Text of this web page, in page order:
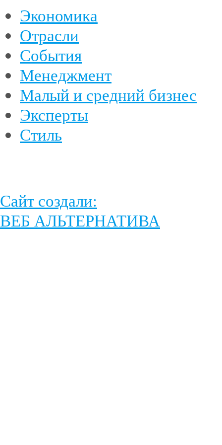
Экономика
Отрасли
События
Менеджмент
Малый и средний бизнес
Эксперты
Стиль
Сайт создали:
ВЕБ АЛЬТЕРНАТИВА